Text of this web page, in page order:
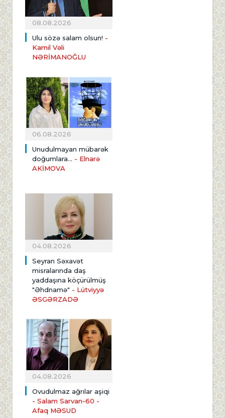
08.08.2026
Ulu sözə salam olsun! -
Kamil Vəli
NƏRİMANOĞLU
06.08.2026
Unudulmayan mübarək
doğumlara... - Elnarə
AKİMOVA
04.08.2026
Seyran Səxavət
misralarında daş
yaddaşına köçürülmüş
"Əhdnamə" - Lütviyyə
ƏSGƏRZADƏ
04.08.2026
Ovudulmaz ağrılar aşiqi
- Salam Sarvan-60 -
Afaq MƏSUD